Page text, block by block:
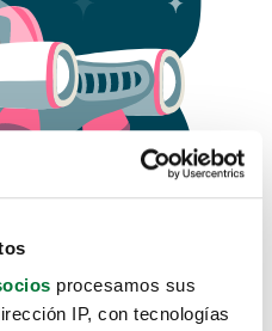
procesamos sus
IP, con tecnologías